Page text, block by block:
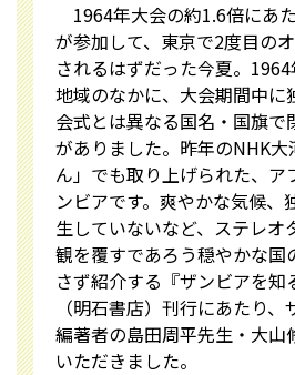
1964年大会の約1.6倍にあ
が参加して、東京で2度目の
されるはずだった今夏。1964
地域のなかに、大会期間中に
会式とは異なる国名・国旗で
がありました。昨年のNHK大
ん」でも取り上げられた、ア
ンビアです。爽やかな気候、
生していないなど、ステレオ
観を覆すであろう穏やかな国
さず紹介する『ザンビアを知
（明石書店）刊行にあたり
編著者の島田周平先生・大山
いただきました。